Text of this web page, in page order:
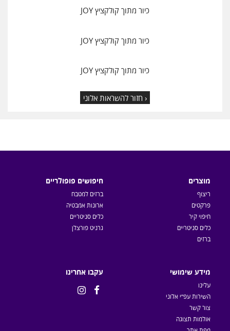
כיור מתוך קולקציץ JOY
כיור מתוך קולקציץ JOY
כיור מתוך קולקציץ JOY
‹ חזור להשראות אלוני
מוצרים
ריצוף
פרקטים
חיפוי קיר
כלים סניטריים
ברזים
חיפושים פופולריים
ברזים למטבח
ארונות אמבטיה
כלים סניטריים
גרניט פורצלן
מידע שימושי
עלינו
השירות עפ״י אלוני
צור קשר
אולמות תצוגה
עקבו אחרינו

